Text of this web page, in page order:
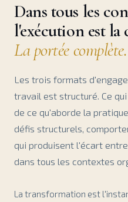
Dans tous les
l'exécution est
La portée complète.
Les trois formats
travail est structuré. Ce
de ce qu'aborde la
défis structurels,
qui produisent l'écart
dans tous les contextes
La transformation est